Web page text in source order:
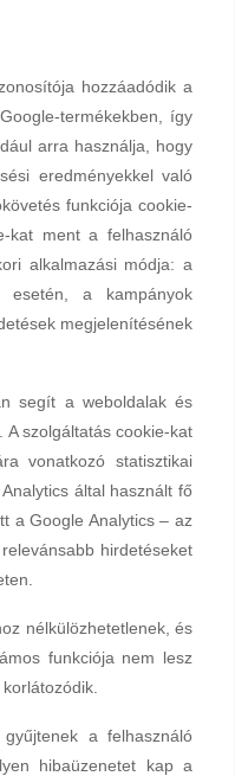
hozzáadódik a
termékekben, így
arra használja, hogy
eredményekkel való
funkciója cookie-
kat ment a felhasználó
alkalmazási módja: a
a kampányok
megjelenítésének
segít a weboldalak és
szolgáltatás cookie-kat
vonatkozó statisztikai
által használt fő
a Google Analytics – az
hirdetéseket
nélkülözhetetlenek, és
funkciója nem lesz
a felhasználó
hibaüzenetet kap a